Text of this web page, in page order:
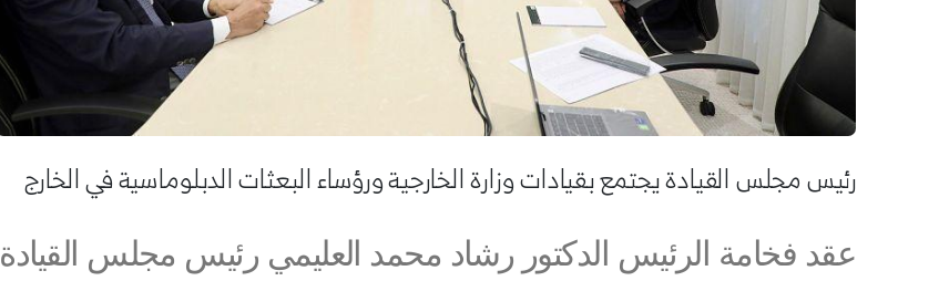
رئيس مجلس القيادة يجتمع بقيادات وزارة الخارجية ورؤساء البعثات الدبلوماسية في الخارج
عقد فخامة الرئيس الدكتور رشاد محمد العليمي رئيس مجلس القيادة